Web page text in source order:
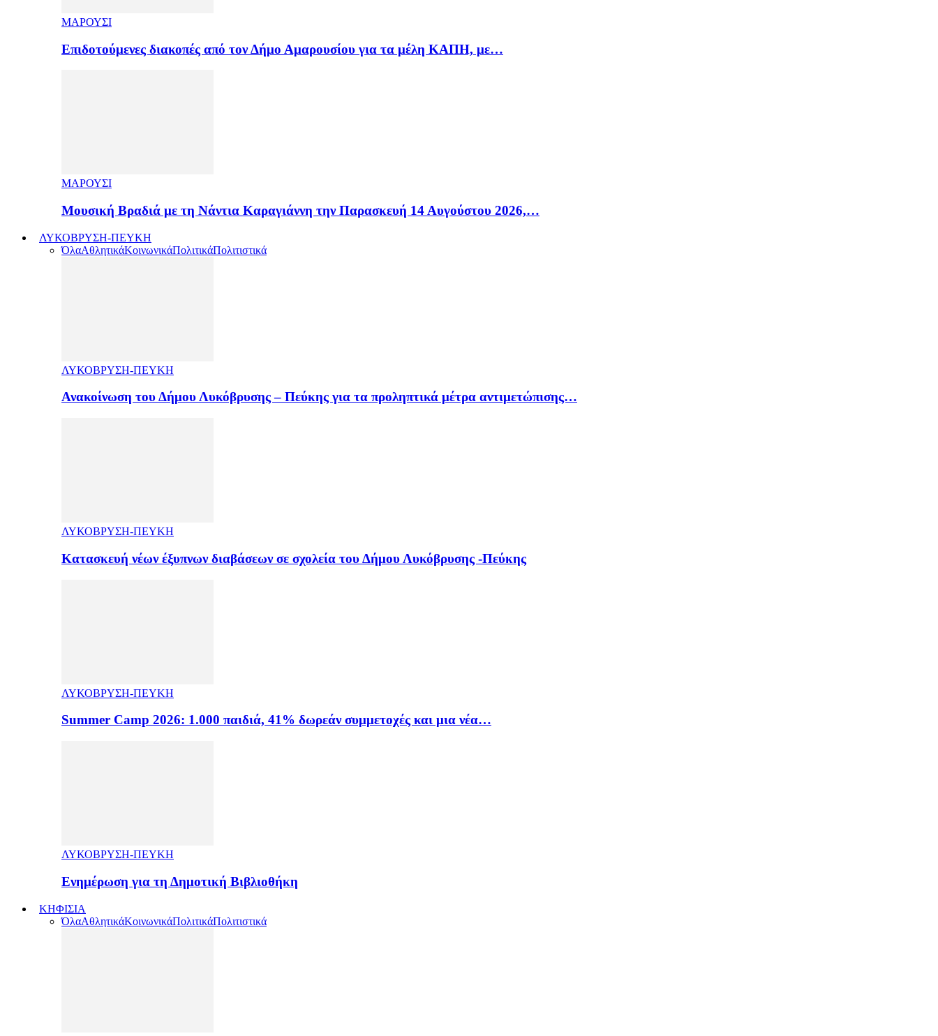
ΜΑΡΟΥΣΙ
Επιδοτούμενες διακοπές από τον Δήμο Αμαρουσίου για τα μέλη ΚΑΠΗ, με…
ΜΑΡΟΥΣΙ
Μουσική Βραδιά με τη Νάντια Καραγιάννη την Παρασκευή 14 Αυγούστου 2026,…
ΛΥΚΟΒΡΥΣΗ-ΠΕΥΚΗ
ΌλαΑθλητικάΚοινωνικάΠολιτικάΠολιτιστικά
ΛΥΚΟΒΡΥΣΗ-ΠΕΥΚΗ
Ανακοίνωση του Δήμου Λυκόβρυσης – Πεύκης για τα προληπτικά μέτρα αντιμετώπισης…
ΛΥΚΟΒΡΥΣΗ-ΠΕΥΚΗ
Κατασκευή νέων έξυπνων διαβάσεων σε σχολεία του Δήμου Λυκόβρυσης -Πεύκης
ΛΥΚΟΒΡΥΣΗ-ΠΕΥΚΗ
Summer Camp 2026: 1.000 παιδιά, 41% δωρεάν συμμετοχές και μια νέα…
ΛΥΚΟΒΡΥΣΗ-ΠΕΥΚΗ
Ενημέρωση για τη Δημοτική Βιβλιοθήκη
ΚΗΦΙΣΙΑ
ΌλαΑθλητικάΚοινωνικάΠολιτικάΠολιτιστικά